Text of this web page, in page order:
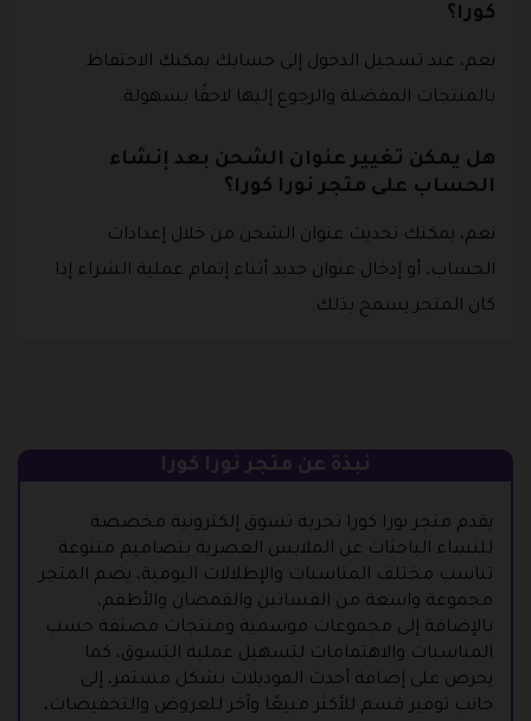
كورا؟
نعم، عند تسجيل الدخول إلى حسابك يمكنك الاحتفاظ
بالمنتجات المفضلة والرجوع إليها لاحقًا بسهولة.
هل يمكن تغيير عنوان الشحن بعد إنشاء
الحساب على متجر نورا كورا؟
نعم، يمكنك تحديث عنوان الشحن من خلال إعدادات
الحساب، أو إدخال عنوان جديد أثناء إتمام عملية الشراء إذا
كان المتجر يسمح بذلك.
نبذة عن متجر نورا كورا
يقدم متجر نورا كورا تجربة تسوق إلكترونية مخصصة
للنساء الباحثات عن الملابس العصرية بتصاميم متنوعة
تناسب مختلف المناسبات والإطلالات اليومية، يضم المتجر
مجموعة واسعة من الفساتين والقمصان والأطقم،
بالإضافة إلى مجموعات موسمية ومنتجات مصنفة حسب
المناسبات والاهتمامات لتسهيل عملية التسوق، كما
يحرص على إضافة أحدث الموديلات بشكل مستمر، إلى
جانب توفير قسم للأكثر مبيعًا وآخر للعروض والتخفيضات،